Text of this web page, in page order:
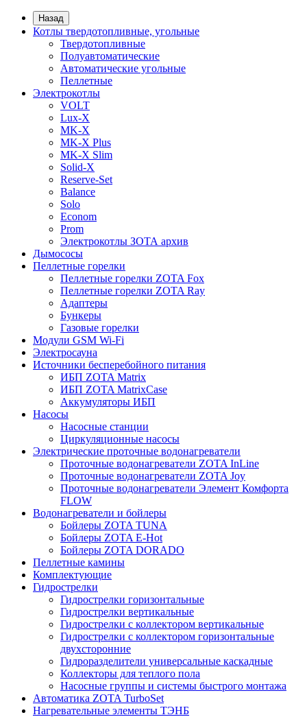
Назад
Котлы твердотопливные, угольные
Твердотопливные
Полуавтоматические
Автоматические угольные
Пеллетные
Электрокотлы
VOLT
Lux-X
MK-X
MK-X Plus
MK-X Slim
Solid-X
Reserve-Set
Balance
Solo
Econom
Prom
Электрокотлы ЗОТА архив
Дымососы
Пеллетные горелки
Пеллетные горелки ZOTA Fox
Пеллетные горелки ZOTA Ray
Адаптеры
Бункеры
Газовые горелки
Модули GSM Wi-Fi
Электросауна
Источники бесперебойного питания
ИБП ZOTA Matrix
ИБП ZOTA MatrixCase
Аккумуляторы ИБП
Насосы
Насосные станции
Циркуляционные насосы
Электрические проточные водонагреватели
Проточные водонагреватели ZOTA InLine
Проточные водонагреватели ZOTA Joy
Проточные водонагреватели Элемент Комфорта
FLOW
Водонагреватели и бойлеры
Бойлеры ZOTA TUNA
Бойлеры ZOTA E-Hot
Бойлеры ZOTA DORADO
Пеллетные камины
Комплектующие
Гидрострелки
Гидрострелки горизонтальные
Гидрострелки вертикальные
Гидрострелки с коллектором вертикальные
Гидрострелки с коллектором горизонтальные
двухсторонние
Гидроразделители универсальные каскадные
Коллекторы для теплого пола
Насосные группы и системы быстрого монтажа
Автоматика ZOTA TurboSet
Нагревательные элементы ТЭНБ